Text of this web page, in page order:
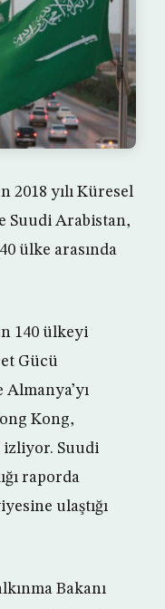
2018 yılı Küresel
Suudi Arabistan,
ülke arasında
140 ülkeyi
Gücü
Kong,
izliyor. Suudi
raporda
ulaştığı
Bakanı